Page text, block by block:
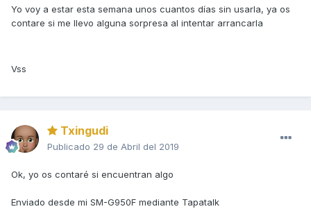
Yo voy a estar esta semana unos cuantos días sin usarla, ya os
contare si me llevo alguna sorpresa al intentar arrancarla
Vss
Txingudi
Publicado 29 de Abril del 2019
Ok, yo os contaré si encuentran algo
Enviado desde mi SM-G950F mediante Tapatalk